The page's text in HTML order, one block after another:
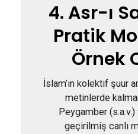
4. Asr-ı
Pratik
Örnek
İslam’ın kolektif şuur
metinlerde
Peygamber (s.a.v.)
geçirilmiş canlı